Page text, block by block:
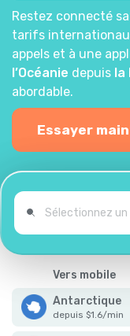
Restez connecté
tarifs
appels et à une
l’Océanie depuis la
abordable.
Essayer
Vers mobile
Antarctique
depuis $1.6/min